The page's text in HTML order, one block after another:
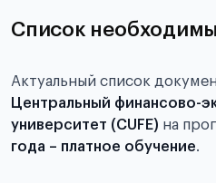
Список
Актуальный список
Центральный финансово-
университет (CUFE) на
года – платное обучение.